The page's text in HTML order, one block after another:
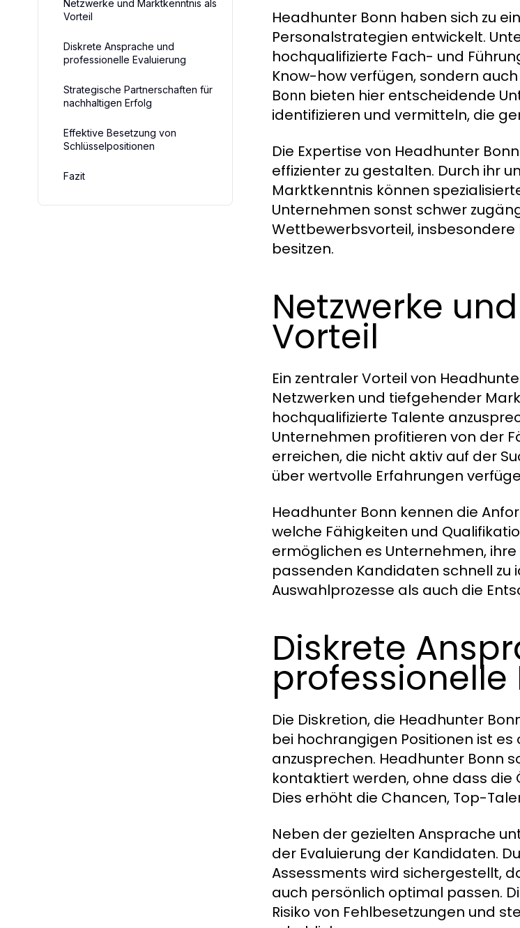
Netzwerke und Marktkenntnis als
Vorteil
Diskrete Ansprache und
professionelle Evaluierung
Strategische Partnerschaften für
nachhaltigen Erfolg
Effektive Besetzung von
Schlüsselpositionen
Fazit
Headhunter Bonn haben sich zu
Personalstrategien entwickelt.
hochqualifizierte Fach- und
Know-how verfügen, sondern
Bonn bieten hier entscheidende
identifizieren und vermitteln, die
Die Expertise von Headhunter
effizienter zu gestalten. Durch ihr
Marktkenntnis können
Unternehmen sonst schwer
Wettbewerbsvorteil,
besitzen.
Netzwerke
Vorteil
Ein zentraler Vorteil von
Netzwerken und tiefgehender
hochqualifizierte Talente
Unternehmen profitieren von der
erreichen, die nicht aktiv auf der
über wertvolle Erfahrungen
Headhunter Bonn kennen die
welche Fähigkeiten und
ermöglichen es Unternehmen,
passenden Kandidaten schnell zu
Auswahlprozesse als auch die
Diskrete
professionelle
Die Diskretion, die Headhunter
bei hochrangigen Positionen ist
anzusprechen. Headhunter Bonn
kontaktiert werden, ohne dass
Dies erhöht die Chancen, Top-
Neben der gezielten Ansprache
der Evaluierung der Kandidaten.
Assessments wird sichergestellt,
auch persönlich optimal passen.
Risiko von Fehlbesetzungen und